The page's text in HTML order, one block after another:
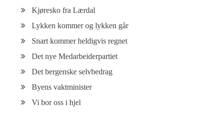
Kjøresko fra Lærdal
Lykken kommer og lykken går
Snart kommer heldigvis regnet
Det nye Medarbeiderpartiet
Det bergenske selvbedrag
Byens vaktminister
Vi bor oss i hjel